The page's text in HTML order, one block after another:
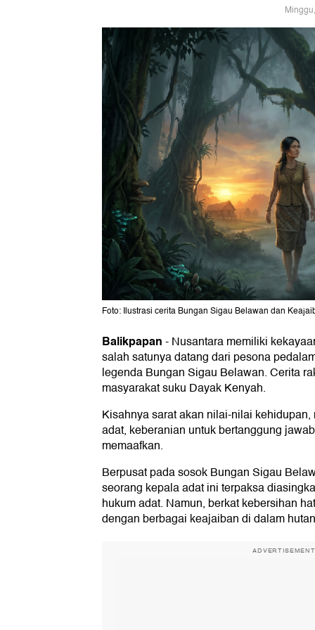
Foto: Ilustrasi cerita Bungan Sigau Belawan dan
Balikpapan-Nusantara memiliki
salah satunya datang dari pesona
legenda Bungan Sigau Belawan. Cerita
masyarakat suku Dayak Kenyah.
Kisahnya sarat akan nilai-nilai
adat, keberanian untuk bertanggung
memaafkan.
Berpusat pada sosok Bungan Sigau
seorang kepala adat ini terpaksa
hukum adat. Namun, berkat kebersihan
dengan berbagai keajaiban di dalam
ADVERTISEMENT